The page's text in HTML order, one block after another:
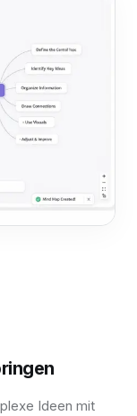
Ideen mit